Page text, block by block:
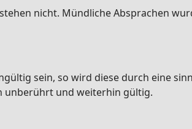
nicht. Mündliche Absprachen
sein, so wird diese durch eine
unberührt und weiterhin gültig.